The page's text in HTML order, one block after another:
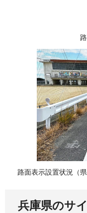
路面表示設置状況（
兵庫県のサ